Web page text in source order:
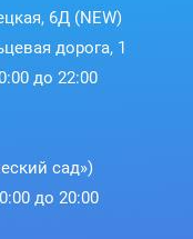
6Д (NEW)
дорога, 1
до 22:00
сад»)
до 20:00